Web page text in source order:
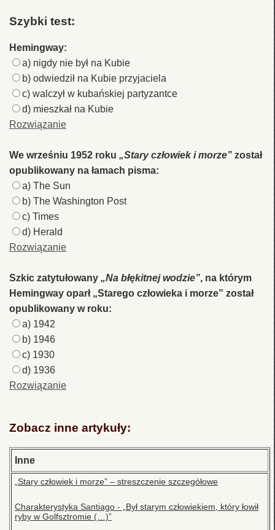
Szybki test:
Hemingway:
a) nigdy nie był na Kubie
b) odwiedził na Kubie przyjaciela
c) walczył w kubańskiej partyzantce
d) mieszkał na Kubie
Rozwiązanie
We wrześniu 1952 roku „Stary człowiek i morze” został
opublikowany na łamach pisma:
a) The Sun
b) The Washington Post
c) Times
d) Herald
Rozwiązanie
Szkic zatytułowany „Na błękitnej wodzie”, na którym
Hemingway oparł „Starego człowieka i morze” został
opublikowany w roku:
a) 1942
b) 1946
c) 1930
d) 1936
Rozwiązanie
Zobacz inne artykuły:
Inne
„Stary człowiek i morze” – streszczenie szczegółowe
Charakterystyka Santiago - „Był starym człowiekiem, który łowił
ryby w Golfsztromie (…)”